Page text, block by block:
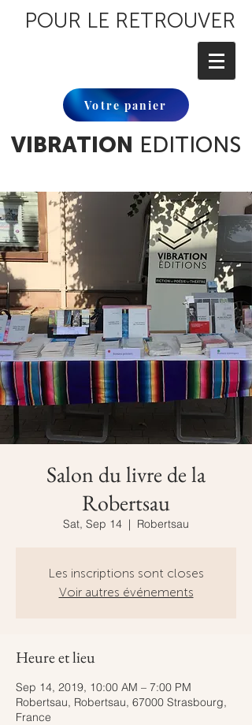
POUR LE RETROUVER
Votre panier
VIBRATION EDITIONS
Salon du livre de la
Robertsau
Sat, Sep 14
  |
Robertsau
Les inscriptions sont closes
Voir autres événements
Heure et lieu
Sep 14, 2019, 10:00 AM – 7:00 PM
Robertsau, Robertsau, 67000 Strasbourg,
France